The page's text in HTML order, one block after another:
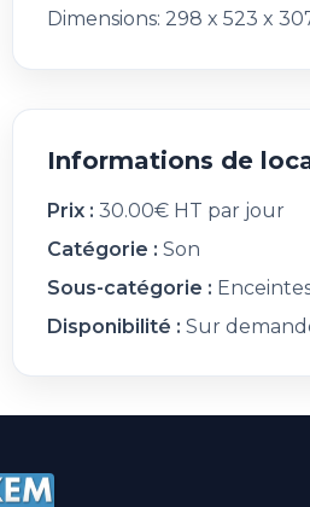
Dimensions: 298 x 523 x
Informations de
Prix : 30.00€ HT par jour
Catégorie : Son
Sous-catégorie :
Disponibilité : Sur